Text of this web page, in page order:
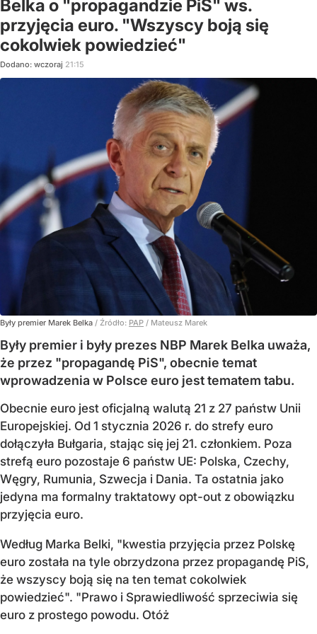
Belka o "propagandzie PiS" ws.
przyjęcia euro. "Wszyscy boją się
cokolwiek powiedzieć"
Dodano: wczoraj 21:15
Były premier Marek Belka / Źródło: PAP / Mateusz Marek
Były premier i były prezes NBP Marek Belka uważa,
że przez "propagandę PiS", obecnie temat
wprowadzenia w Polsce euro jest tematem tabu.
Obecnie euro jest oficjalną walutą 21 z 27 państw Unii
Europejskiej. Od 1 stycznia 2026 r. do strefy euro
dołączyła Bułgaria, stając się jej 21. członkiem. Poza
strefą euro pozostaje 6 państw UE: Polska, Czechy,
Węgry, Rumunia, Szwecja i Dania. Ta ostatnia jako
jedyna ma formalny traktatowy opt-out z obowiązku
przyjęcia euro.
Według Marka Belki, "kwestia przyjęcia przez Polskę
euro została na tyle obrzydzona przez propagandę PiS,
że wszyscy boją się na ten temat cokolwiek
powiedzieć". "Prawo i Sprawiedliwość sprzeciwia się
euro z prostego powodu. Otóż